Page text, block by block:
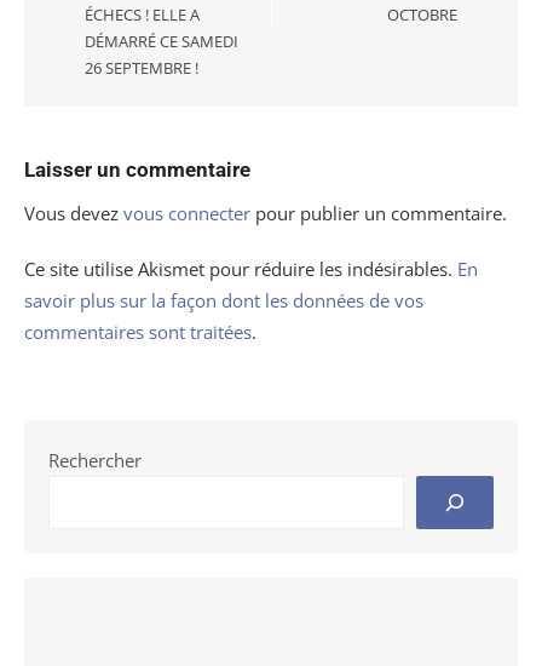
ÉCHECS ! ELLE A
DÉMARRÉ CE SAMEDI
26 SEPTEMBRE !
OCTOBRE
Laisser un commentaire
Vous devez vous connecter pour publier un commentaire.
Ce site utilise Akismet pour réduire les indésirables. En
savoir plus sur la façon dont les données de vos
commentaires sont traitées.
Rechercher